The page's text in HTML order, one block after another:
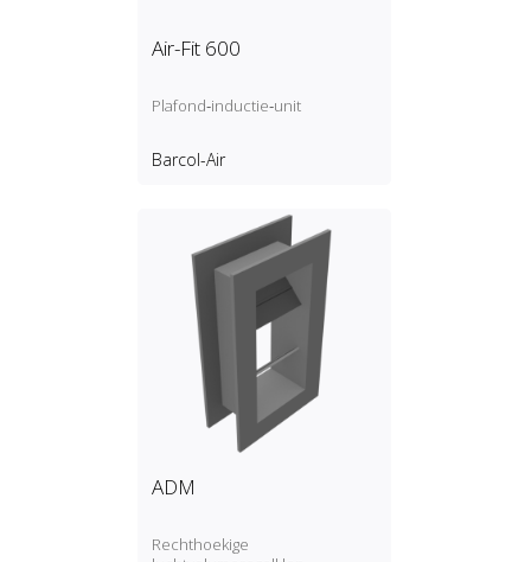
Air-Fit 600
Plafond‑inductie‑unit
Barcol-Air
ADM
Rechthoekige